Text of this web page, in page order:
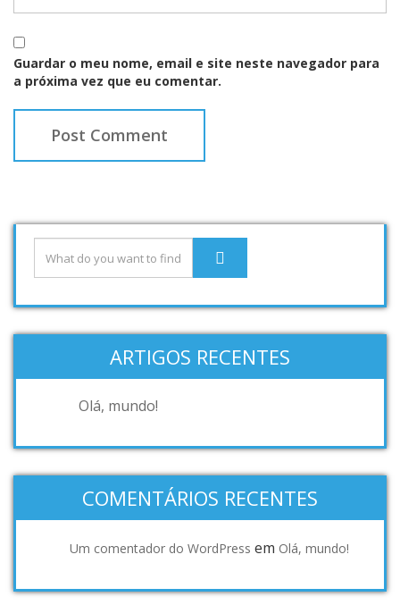
Guardar o meu nome, email e site neste navegador para
a próxima vez que eu comentar.
ARTIGOS RECENTES
Olá, mundo!
COMENTÁRIOS RECENTES
Um comentador do WordPress em Olá, mundo!